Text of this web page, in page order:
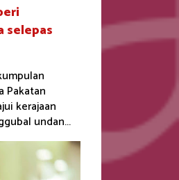
selepas
Pakatan
kerajaan
undan...